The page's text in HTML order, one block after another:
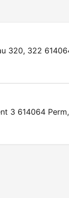
320, 322
3 614064